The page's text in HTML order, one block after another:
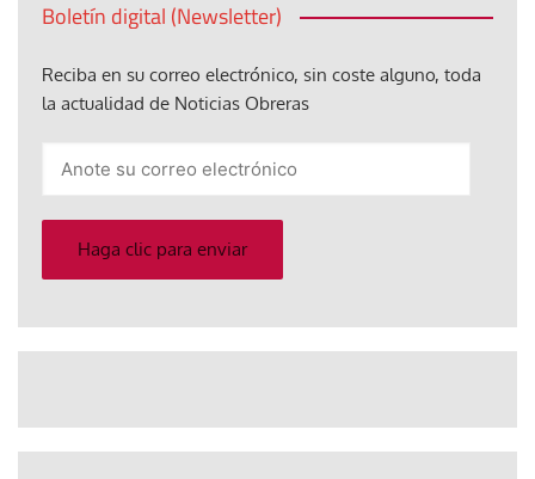
Boletín digital (Newsletter)
Reciba en su correo electrónico, sin coste alguno, toda
la actualidad de Noticias Obreras
electrónico
Haga clic para enviar